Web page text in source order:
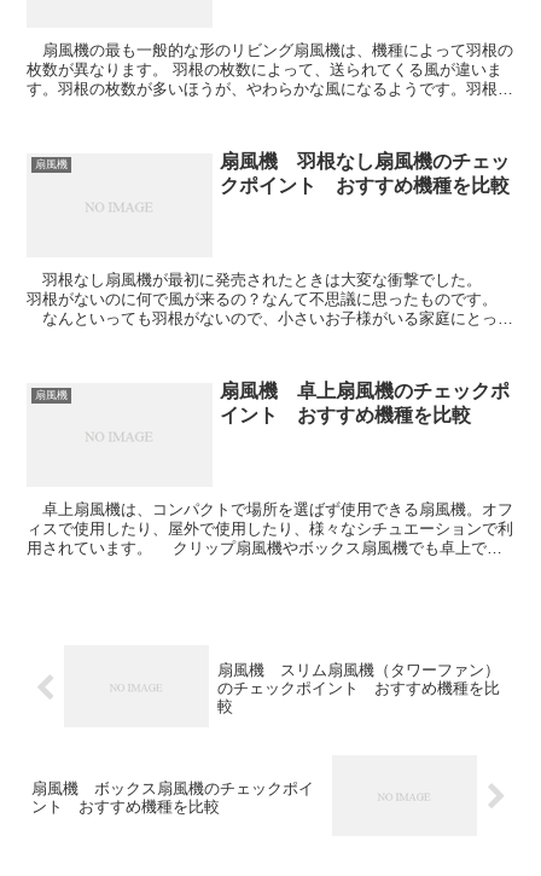
扇風機の最も一般的な形のリビング扇風機は、機種によって羽根の
枚数が異なります。 羽根の枚数によって、送られてくる風が違いま
す。羽根の枚数が多いほうが、やわらかな風になるようです。羽根の
扇風機
扇風機 羽根なし扇風機のチェッ
クポイント おすすめ機種を比較
羽根なし扇風機が最初に発売されたときは大変な衝撃でした。
羽根がないのに何で風が来るの？なんて不思議に思ったものです。
なんといっても羽根がないので、小さいお子様がいる家庭にとって
扇風機
扇風機 卓上扇風機のチェックポ
イント おすすめ機種を比較
卓上扇風機は、コンパクトで場所を選ばず使用できる扇風機。オフ
ィスで使用したり、屋外で使用したり、様々なシチュエーションで利
用されています。 クリップ扇風機やボックス扇風機でも卓上で使
扇風機 スリム扇風機（タワーファン）
のチェックポイント おすすめ機種を比
較
扇風機 ボックス扇風機のチェックポイ
ント おすすめ機種を比較